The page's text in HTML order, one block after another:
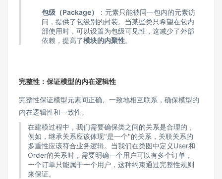
包级（Package）
：元素只能被同一包内的元素访
问，提供了包级别的封装。当某些类只希望在包内
部使用时，可以设置为包级可见性，这减少了外部
依赖，提高了模块的内聚性。
完整性：保证模型的内在逻辑性
完整性保证模型元素间正确、一致地相互联系，确保模型的
内在逻辑性和一致性。
在建模过程中，我们需要确保类之间的关系是合理的，
例如，继承关系应该体现"是一个"的关系，关联关系的
多重性应该符合业务逻辑。当我们在类图中定义User和
Order的关系时，需要明确一个用户可以有多个订单，
一个订单只能属于一个用户，这种约束通过完整性规则
来保证。